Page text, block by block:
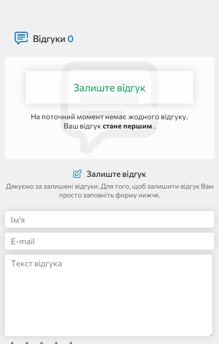
Відгуки 0
Залиште відгук
На поточний момент немає жодного відгуку.
Ваш відгук стане першим .
Залиште відгук
Дякуємо за залишені відгуки. Для того, щоб залишити відгук Вам
просто заповніть форму нижче.